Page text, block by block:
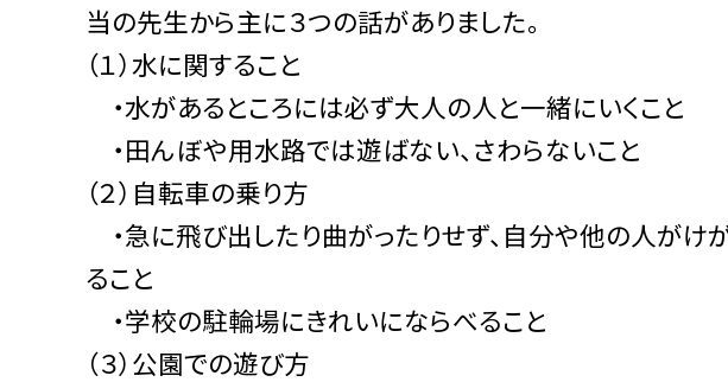
当の先生から主に３つの話がありました。
（１）水に関すること
・水があるところには必ず大人の人と一緒にいくこと
・田んぼや用水路では遊ばない、さわらないこと
（２）自転車の乗り方
・急に飛び出したり曲がったりせず、自分や他の人がけ
ること
・学校の駐輪場にきれいにならべること
（３）公園での遊び方